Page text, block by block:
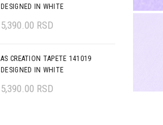
DESIGNED IN WHITE
5,390.00 RSD
AS CREATION TAPETE 141019
DESIGNED IN WHITE
5,390.00 RSD